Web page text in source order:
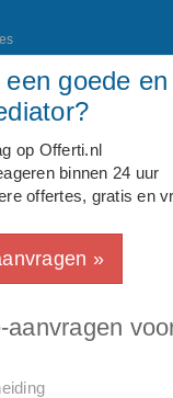
goede en
op Offerti.nl
binnen 24 uur
offertes, gratis en
»